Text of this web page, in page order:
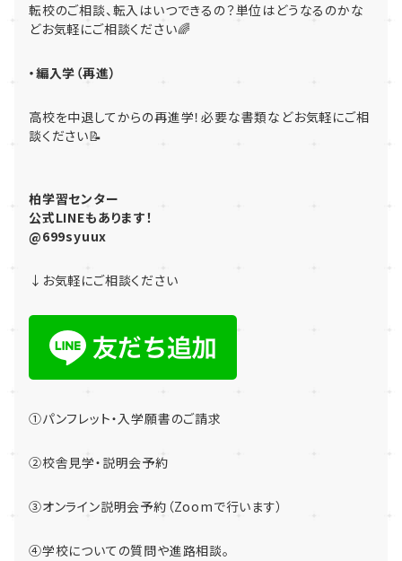
転校のご相談、転入はいつできるの？単位はどうなるのかな
どお気軽にご相談ください🌈
・編入学（再進）
高校を中退してからの再進学！必要な書類などお気軽にご相
談ください📝
柏学習センター
公式LINEもあります！
@699syuux
↓お気軽にご相談ください
①パンフレット・入学願書のご請求
②校舎見学・説明会予約
③オンライン説明会予約（Zoomで行います）
④学校についての質問や進路相談。